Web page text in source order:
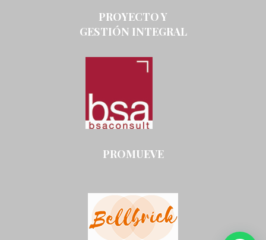
PROYECTO Y
GESTIÓN INTEGRAL
PROMUEVE